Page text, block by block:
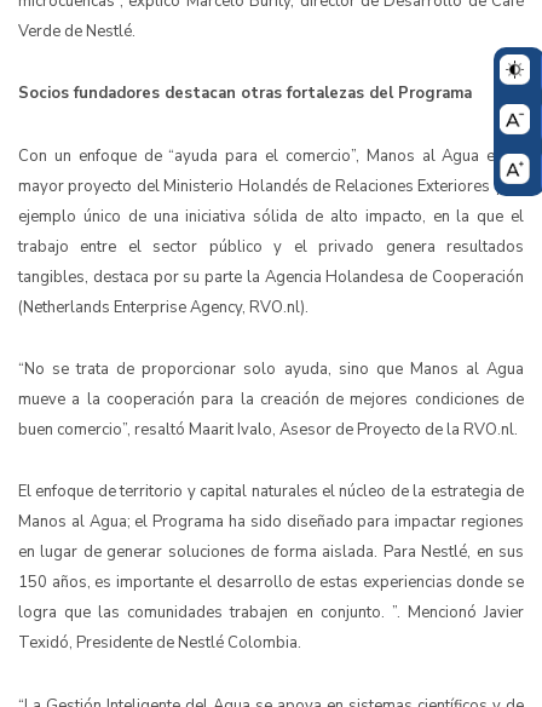
Verde de Nestlé.
Socios fundadores destacan otras fortalezas del Programa
Con un enfoque de “ayuda para el comercio”, Manos al Agua es el
mayor proyecto del Ministerio Holandés de Relaciones Exteriores yun
ejemplo único de una iniciativa sólida de alto impacto, en la que el
trabajo entre el sector público y el privado genera resultados
tangibles, destaca por su parte la Agencia Holandesa de Cooperación
(Netherlands Enterprise Agency, RVO.nl).
“No se trata de proporcionar solo ayuda, sino que Manos al Agua
mueve a la cooperación para la creación de mejores condiciones de
buen comercio”, resaltó Maarit Ivalo, Asesor de Proyecto de la RVO.nl.
El enfoque de territorio y capital naturales el núcleo de la estrategia de
Manos al Agua; el Programa ha sido diseñado para impactar regiones
en lugar de generar soluciones de forma aislada. Para Nestlé, en sus
150 años, es importante el desarrollo de estas experiencias donde se
logra que las comunidades trabajen en conjunto. ”. Mencionó Javier
Texidó, Presidente de Nestlé Colombia.